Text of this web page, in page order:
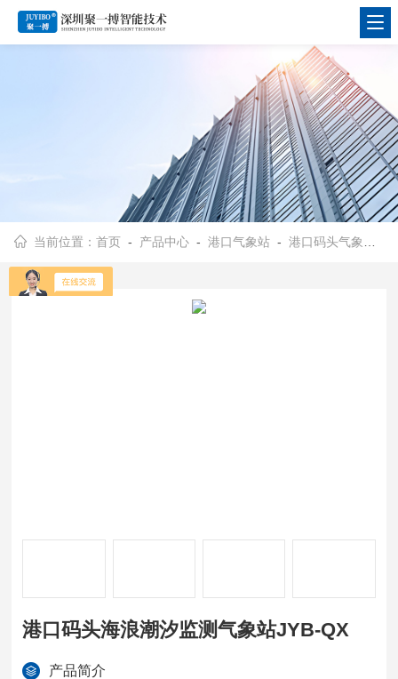
当前位置：首页 - 产品中心 -港口气象站 -港口码头气象站
港口码头海浪潮汐监测气象站JYB-QX
产品简介